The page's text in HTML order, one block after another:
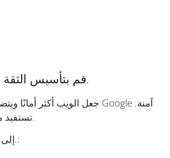
قم بتأسيس الثقة والأمان عبر الإنترنت لزوار موقع الويب الخاص بك والأعمال التجارية.
لهذا السبب ثبت أن مواقع الويب التي تستخدم SSL تستفيد من الترتيب الأعلى في نتائج البحث.
هناك أيضًا الكثير من الأسباب التي تجعلك تفكر في إضافة SSL إلى موقع الويب الخاص بك.: